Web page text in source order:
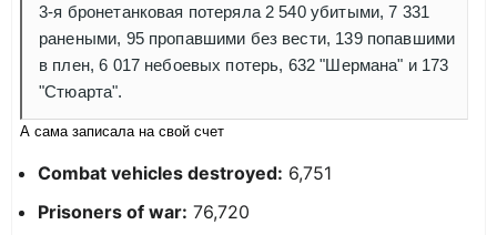
3-я бронетанковая потеряла 2 540 убитыми, 7 331
ранеными, 95 пропавшими без вести, 139 попавшими
в плен, 6 017 небоевых потерь, 632 "Шермана" и 173
"Стюарта".
А сама записала на свой счет
Combat vehicles destroyed: 6,751
Prisoners of war: 76,720